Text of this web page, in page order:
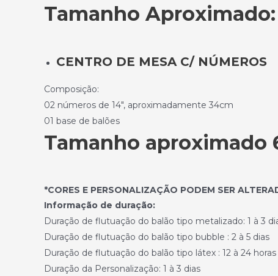
Tamanho Aproximado:
CENTRO DE MESA C/ NÚMEROS
Composição:
02 números de 14″, aproximadamente 34cm
01 base de balões
Tamanho aproximado
*CORES E PERSONALIZAÇÃO PODEM SER
Informação de duração:
Duração de flutuação do balão tipo metalizado: 1 à 3
Duração de flutuação do balão tipo bubble : 2 à 5 dias
Duração de flutuação do balão tipo látex : 12 à 24 horas
Duração da Personalização: 1 à 3 dias